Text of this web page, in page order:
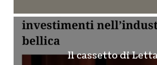
Il cassetto di